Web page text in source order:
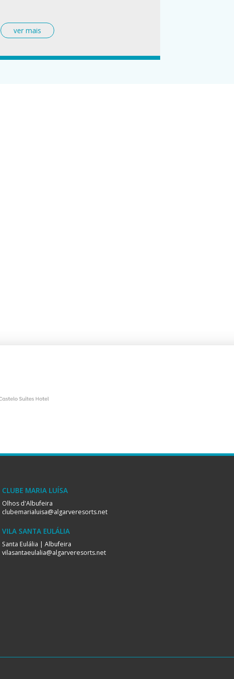
CLUBE MARIA LUÍSA
Olhos d'Albufeira
clubemarialuisa@algarveresorts.net
VILA SANTA EULÁLIA
Santa Eulália | Albufeira
vilasantaeulalia@algarveresorts.net